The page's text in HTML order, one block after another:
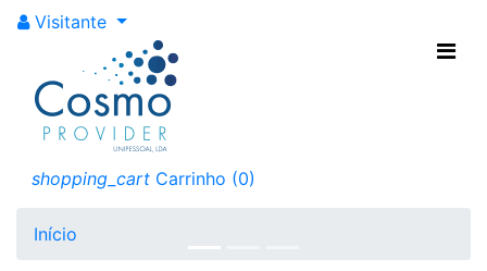
Visitante
shopping_cart Carrinho (0)
Início
Cosmoprovider
Somos especialistas
em produtos de
cutelaria para